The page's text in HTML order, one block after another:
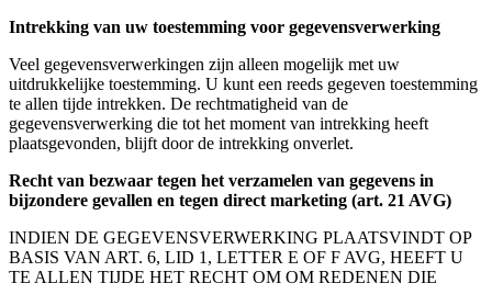
Intrekking van uw toestemming voor gegevensverwerking
Veel gegevensverwerkingen zijn alleen mogelijk met uw
uitdrukkelijke toestemming. U kunt een reeds gegeven toestemming
te allen tijde intrekken. De rechtmatigheid van de
gegevensverwerking die tot het moment van intrekking heeft
plaatsgevonden, blijft door de intrekking onverlet.
Recht van bezwaar tegen het verzamelen van gegevens in
bijzondere gevallen en tegen direct marketing (art. 21 AVG)
INDIEN DE GEGEVENSVERWERKING PLAATSVINDT OP
BASIS VAN ART. 6, LID 1, LETTER E OF F AVG, HEEFT U
TE ALLEN TIJDE HET RECHT OM OM REDENEN DIE